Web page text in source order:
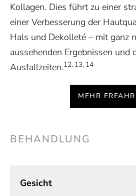
Kollagen. Dies führt zu einer
einer Verbesserung der
Hals und Dekolleté – mit ganz
aussehenden Ergebnissen und
Ausfallzeiten.12, 13, 14
MEHR
BEHANDLUNG
Gesicht